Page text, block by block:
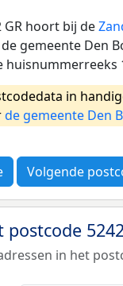
GR hoort bij de
gemeente Den
huisnummerreeks
in
de gemeente Den
Volgende
in het